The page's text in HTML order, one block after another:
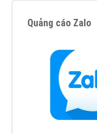
Quảng cáo Cốc